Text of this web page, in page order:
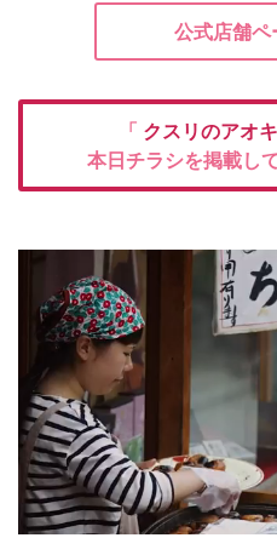
公式店舗ペ
「 クスリのアオキ
本日チラシを掲載し